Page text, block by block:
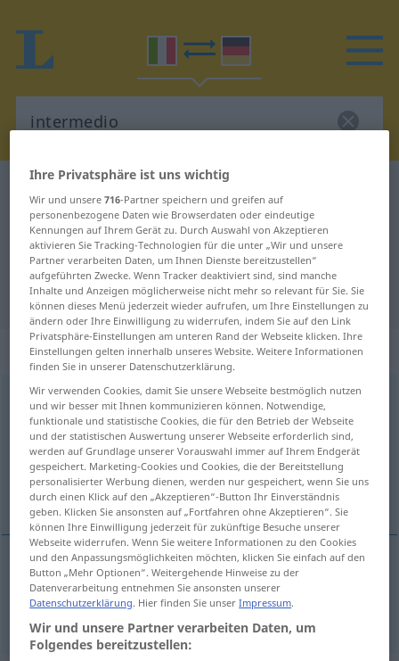
Italienisch-Deutsch Übersetzung
für "intermedio"
"intermedio" Deutsch Übersetzung
„intermedio“: aggettivo
intermedio [interˈmɛːdjo]adj <mpl-i;fpl-ie>
Übersicht aller Übersetzungen
(Für mehr Details die Übersetzung anklicken/antippen)
Zwischen-
Zwischen- intermedio
Ihre Privatsphäre ist uns wichtig
Wir und unsere716-Partner speichern und greifen auf
personenbezogene Daten wie Browserdaten oder eindeutige
Kennungen auf Ihrem Gerät zu. Durch Auswahl von Akzeptieren
aktivieren Sie Tracking-Technologien für die unter „Wir und unsere
Partner verarbeiten Daten, um Ihnen Dienste bereitzustellen“
aufgeführten Zwecke. Wenn Tracker deaktiviert sind, sind manche
Inhalte und Anzeigen möglicherweise nicht mehr so relevant für Sie. Sie
können dieses Menü jederzeit wieder aufrufen, um Ihre Einstellungen zu
ändern oder Ihre Einwilligung zu widerrufen, indem Sie auf den Link
Privatsphäre-Einstellungen am unteren Rand der Webseite klicken. Ihre
Einstellungen gelten innerhalb unseres Website. Weitere Informationen
finden Sie in unserer Datenschutzerklärung.
Wir verwenden Cookies, damit Sie unsere Webseite bestmöglich nutzen
und wir besser mit Ihnen kommunizieren können. Notwendige,
funktionale und statistische Cookies, die für den Betrieb der Webseite
und der statistischen Auswertung unserer Webseite erforderlich sind,
werden auf Grundlage unserer Vorauswahl immer auf Ihrem Endgerät
gespeichert. Marketing-Cookies und Cookies, die der Bereitstellung
personalisierter Werbung dienen, werden nur gespeichert, wenn Sie uns
durch einen Klick auf den „Akzeptieren“-Button Ihr Einverständnis
geben. Klicken Sie ansonsten auf „Fortfahren ohne Akzeptieren“. Sie
können Ihre Einwilligung jederzeit für zukünftige Besuche unserer
Webseite widerrufen. Wenn Sie weitere Informationen zu den Cookies
und den Anpassungsmöglichkeiten möchten, klicken Sie einfach auf den
Button „Mehr Optionen“. Weitergehende Hinweise zu der
Datenverarbeitung entnehmen Sie ansonsten unserer
Datenschutzerklärung. Hier finden Sie unserImpressum.
Wir und unsere Partner verarbeiten Daten, um
Folgendes bereitzustellen: